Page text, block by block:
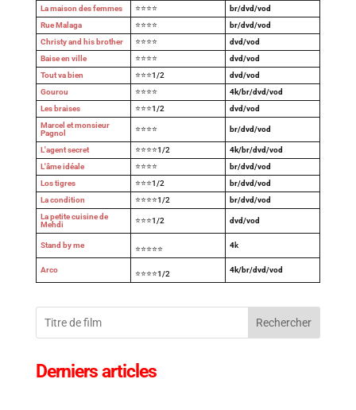
La maison des femmes ⭐⭐⭐⭐
br/dvd/vod
Rue Malaga
⭐⭐⭐⭐
br/dvd/vod
Christy and his brother
⭐⭐⭐⭐
dvd/vod
Baise en ville
⭐⭐⭐⭐
dvd/vod
Tout va bien
⭐⭐⭐1/2
dvd/vod
Gourou
⭐⭐⭐⭐
4k/br/dvd/vod
Les braises
⭐⭐⭐1/2
dvd/vod
Marcel et monsieur
Pagnol
⭐⭐⭐⭐ br/dvd/vod
L'agent secret ⭐⭐⭐⭐1/2
4k/br/dvd/vod
L'âme idéale
⭐⭐⭐⭐
br/dvd/vod
Los tigres
⭐⭐⭐1/2
br/dvd/vod
La condition
⭐⭐⭐⭐1/2
br/dvd/vod
La petite cuisine de
Mehdi
⭐⭐⭐1/2 dvd/vod
Stand by me ⭐⭐⭐⭐⭐ 4k
Arco ⭐⭐⭐⭐1/2 4k/br/dvd/vod
Rechercher
Derniers articles